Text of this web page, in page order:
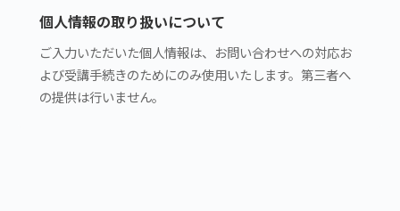
個人情報の取り扱いについて
ご入力いただいた個人情報は、お問い合わせへの対応お
よび受講手続きのためにのみ使用いたします。第三者へ
の提供は行いません。